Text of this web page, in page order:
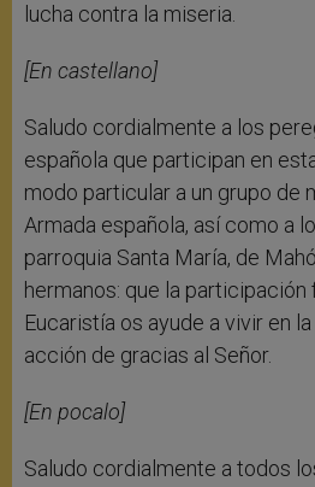
lucha contra la miseria.
[En castellano]
Saludo cordialmente a los
española que participan en
modo particular a un grupo de
Armada española, así como a
parroquia Santa María, de
hermanos: que la participación
Eucaristía os ayude a vivir en
acción de gracias al Señor.
[En pocalo]
Saludo cordialmente a todos